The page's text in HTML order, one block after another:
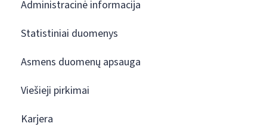
Administracinė informacija
Statistiniai duomenys
Asmens duomenų apsauga
Viešieji pirkimai
Karjera